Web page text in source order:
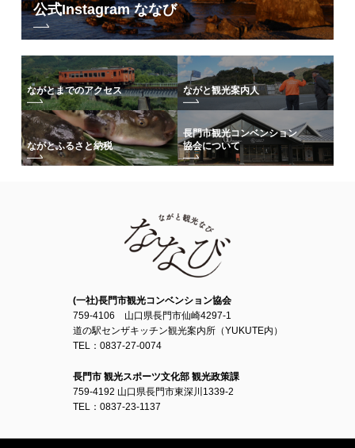
公式Instagram ななび
ながとまでのアクセス ながと観光案内人
ながとふるさと納税
長門市観光コンベンション
協会について
(一社)長門市観光コンベンション協会
759-4106 山口県長門市仙崎4297-1
道の駅センザキッチン観光案内所（YUKUTE内）
TEL：0837-27-0074
長門市 観光スポーツ文化部 観光政策課
759-4192 山口県長門市東深川1339-2
TEL：0837-23-1137